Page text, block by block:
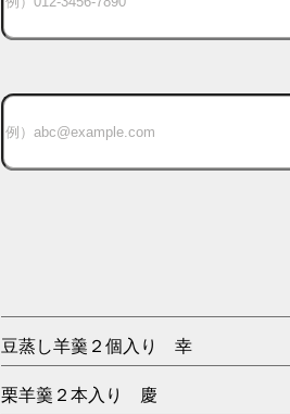
豆蒸し羊羹２個入り 幸
栗羊羹２本入り 慶